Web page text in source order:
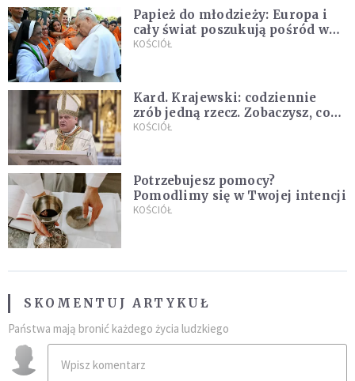
Papież do młodzieży: Europa i
cały świat poszukują pośród was
nowych świętych
KOŚCIÓŁ
Kard. Krajewski: codziennie
zrób jedną rzecz. Zobaczysz, co
stanie się z twoim życiem
KOŚCIÓŁ
Potrzebujesz pomocy?
Pomodlimy się w Twojej intencji
KOŚCIÓŁ
SKOMENTUJ ARTYKUŁ
Państwa mają bronić każdego życia ludzkiego